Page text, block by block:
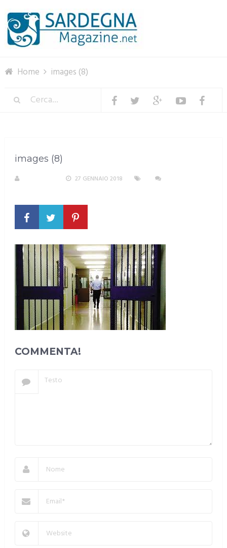
Home images (8)
images (8)
27 GENNAIO 2018
COMMENTA!